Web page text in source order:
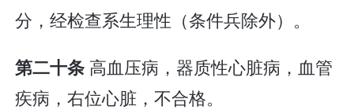
分，经检查系生理性（条件兵除外）。
第二十条 高血压病，器质性心脏病，血管
疾病，右位心脏，不合格。